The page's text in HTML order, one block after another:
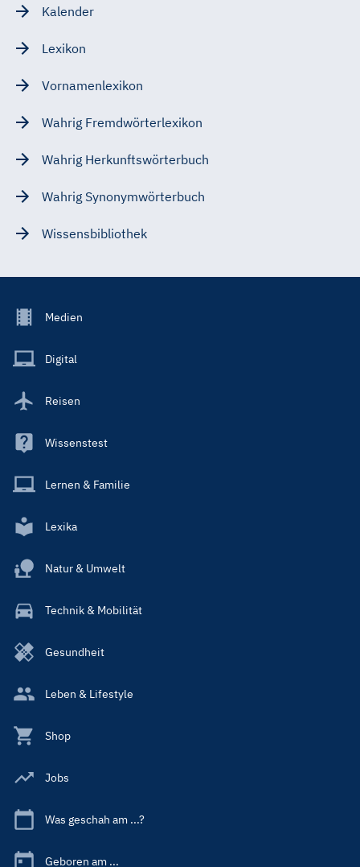
Kalender
Lexikon
Vornamenlexikon
Wahrig Fremdwörterlexikon
Wahrig Herkunftswörterbuch
Wahrig Synonymwörterbuch
Wissensbibliothek
Footer
Main
Medien
Digital
Reisen
Wissenstest
Lernen & Familie
Lexika
Natur & Umwelt
Technik & Mobilität
Gesundheit
Leben & Lifestyle
Shop
Jobs
Was geschah am ...?
Geboren am ...